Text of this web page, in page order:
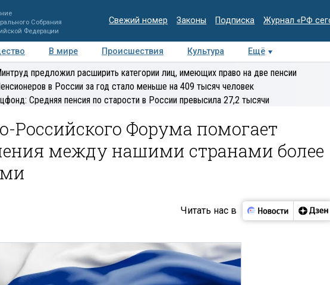
Собрания
Федерации
Свежий номер Законы Подписка Журнал «РФ
В мире Происшествия Культура Ещё
Регионы Медиацентр Интервью Колумнисты
Деловая
предложил расширить категории лиц, имеющих право на две пенсии
в России за год стало меньше на 409 тысяч человек
Средняя пенсия по старости в России превысила 27,2 тысячи
Российского Форума помогает
между нашими странами более
Читать нас в